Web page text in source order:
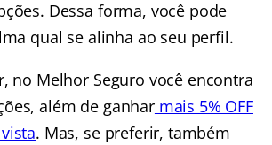
Dessa forma, você pode
qual se alinha ao seu perfil.
no Melhor Seguro você encontra
além de ganharmais 5% OFF
. Mas, se preferir, também